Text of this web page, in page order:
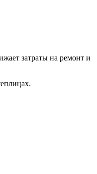
затраты на ремонт и